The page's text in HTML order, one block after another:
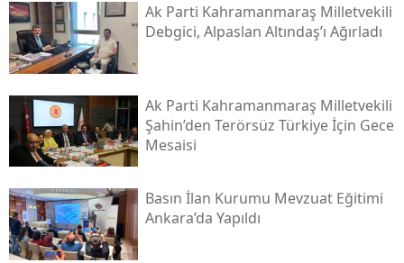
Ak Parti Kahramanmaraş Milletvekili
Debgici, Alpaslan Altındaş’ı Ağırladı
Ak Parti Kahramanmaraş Milletvekili
Şahin’den Terörsüz Türkiye İçin Gece
Mesaisi
Basın İlan Kurumu Mevzuat Eğitimi
Ankara’da Yapıldı